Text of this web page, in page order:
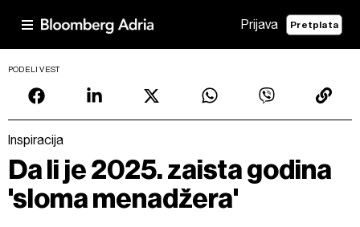
Prijava Pretplata
PODELI VEST
Inspiracija
Da li je 2025. zaista godina
'sloma menadžera'